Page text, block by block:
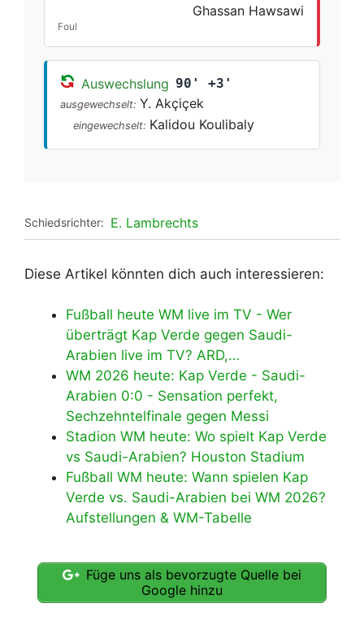
Ghassan Hawsawi
Foul
Auswechslung 90' +3'
ausgewechselt: Y. Akçiçek
eingewechselt: Kalidou Koulibaly
Schiedsrichter: E. Lambrechts
Diese Artikel könnten dich auch interessieren:
Fußball heute WM live im TV - Wer
überträgt Kap Verde gegen Saudi-
Arabien live im TV? ARD,…
WM 2026 heute: Kap Verde - Saudi-
Arabien 0:0 - Sensation perfekt,
Sechzehntelfinale gegen Messi
Stadion WM heute: Wo spielt Kap Verde
vs Saudi-Arabien? Houston Stadium
Fußball WM heute: Wann spielen Kap
Verde vs. Saudi-Arabien bei WM 2026?
Aufstellungen & WM-Tabelle
Füge uns als bevorzugte Quelle bei
Google hinzu